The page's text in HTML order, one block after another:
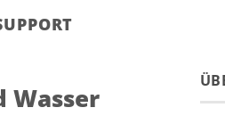
Wasser